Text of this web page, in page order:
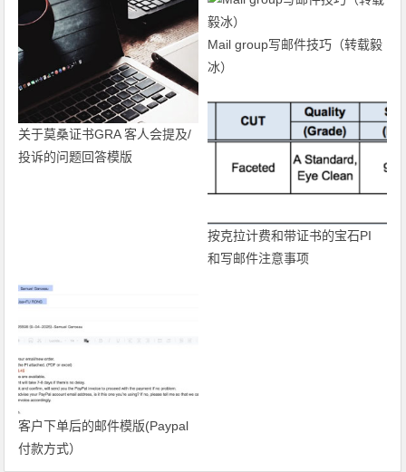
关于莫桑证书GRA 客人会提及/
投诉的问题回答模版
Mail group写邮件技巧（转载毅
冰）
按克拉计费和带证书的宝石PI
和写邮件注意事项
客户下单后的邮件模版(Paypal
付款方式）